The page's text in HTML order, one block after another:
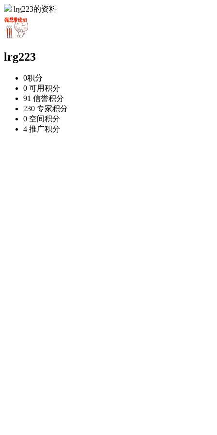
lrg223的资料
lrg223
0积分
0 可用积分
91 信誉积分
230 专家积分
0 空间积分
4 推广积分